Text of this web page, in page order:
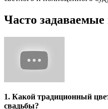
Часто
1. Какой традиционный
свадьбы?